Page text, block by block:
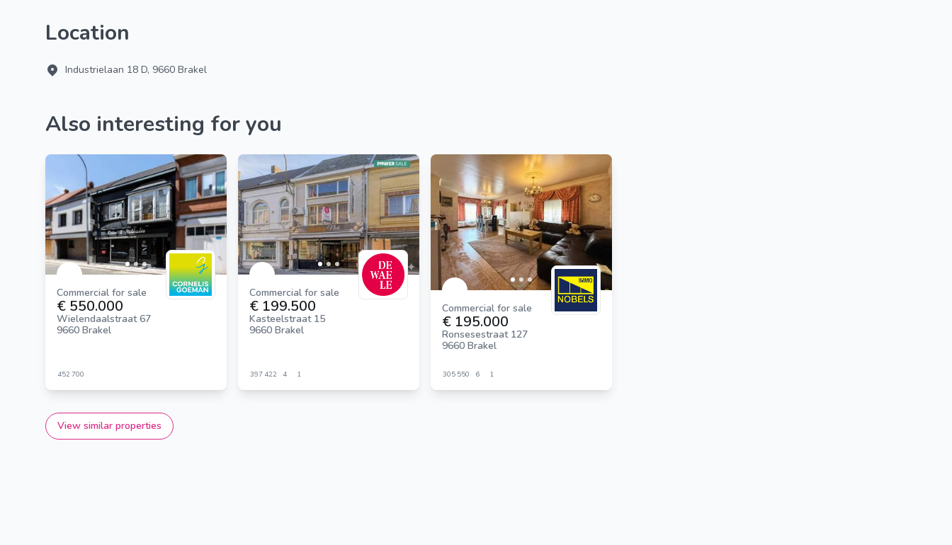
Location
Industrielaan 18 D, 9660 Brakel
Also interesting for you
Commercial for sale
€ 550.000
Wielendaalstraat 67
9660 Brakel
452 700
Commercial for sale
€ 199.500
Kasteelstraat 15
9660 Brakel
397 422 4 1
Commercial for sale
€ 195.000
Ronsesestraat 127
9660 Brakel
305 550 6 1
View similar properties